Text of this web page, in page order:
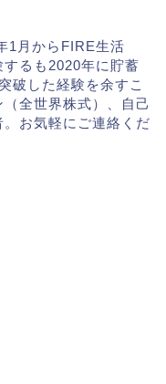
1月からFIRE生活
るも2020年に貯蓄
破した経験を余すこ
全世界株式）、自己
お気軽にご連絡くだ